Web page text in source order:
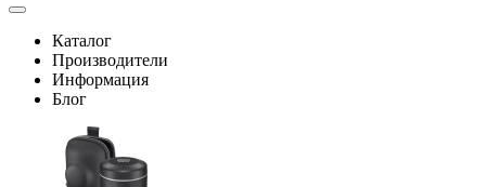
Каталог
Производители
Информация
Блог